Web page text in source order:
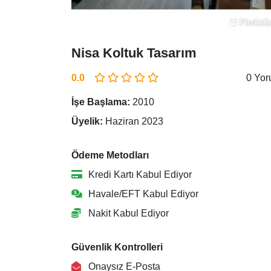
Nisa Koltuk Tasarım
0.0 0
İşe Başlama: 2010
Üyelik: Haziran 2023
Ödeme Metodları
Kredi Kartı Kabul Ediyor
Havale/EFT Kabul Ediyor
Nakit Kabul Ediyor
Güvenlik Kontrolleri
Onaysız E-Posta